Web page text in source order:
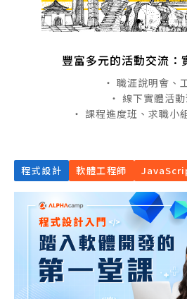
豐富多元的活動交流：
・ 職涯說明會、
・ 線下實體活
・ 課程進度班、求職小
程式設計 軟體工程師